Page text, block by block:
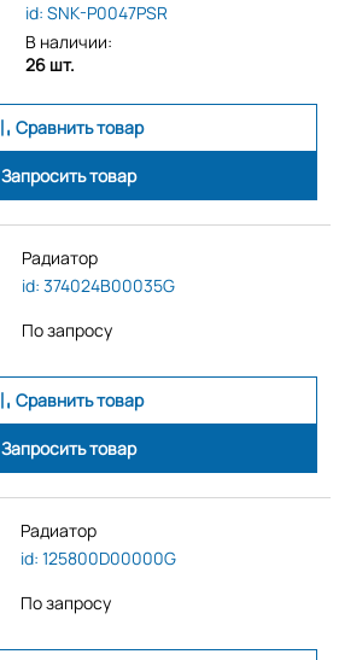
id: SNK-P0047PSR
В наличии:
26 шт.
Сравнить товар
Запросить товар
Радиатор
id: 374024B00035G
По запросу
Сравнить товар
Запросить товар
Радиатор
id: 125800D00000G
По запросу